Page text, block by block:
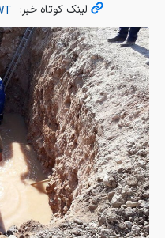
لینک کوتاه خبر: